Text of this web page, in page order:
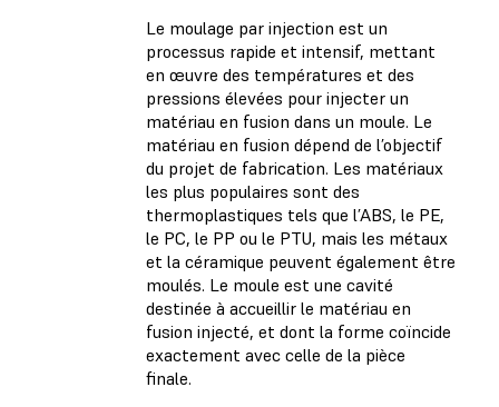
Le moulage par injection est un
processus rapide et intensif, mettant
en œuvre des températures et des
pressions élevées pour injecter un
matériau en fusion dans un moule. Le
matériau en fusion dépend de l’objectif
du projet de fabrication. Les matériaux
les plus populaires sont des
thermoplastiques tels que l’ABS, le PE,
le PC, le PP ou le PTU, mais les métaux
et la céramique peuvent également être
moulés. Le moule est une cavité
destinée à accueillir le matériau en
fusion injecté, et dont la forme coïncide
exactement avec celle de la pièce
finale.